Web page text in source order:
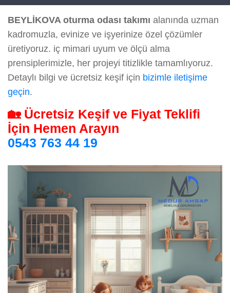
BEYLİKOVA oturma odası takımı alanında uzman
kadromuzla, evinize ve işyerinize özel çözümler
üretiyoruz. iç mimari uyum ve ölçü alma
prensiplerimizle, her projeyi titizlikle tamamlıyoruz.
Detaylı bilgi ve ücretsiz keşif için bizimle iletişime
geçin.
🏡 Ücretsiz Keşif ve Fiyat Teklifi
İçin Hemen Arayın
0543 763 44 19